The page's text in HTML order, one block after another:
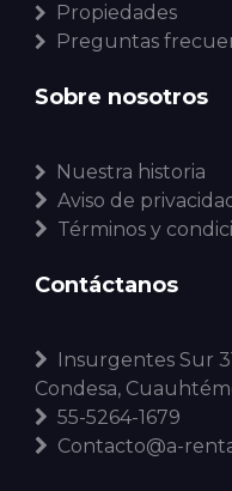
Propiedades
Preguntas
Sobre nosotros
Nuestra historia
Aviso de
Términos y
Contáctanos
Insurgentes Sur
Condesa,
55-5264-1679
Contacto@a-